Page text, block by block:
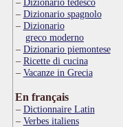
Dizionario spagnolo
Dizionario
greco moderno
Dizionario piemontese
Ricette di cucina
Vacanze in Grecia
En français
Dictionnaire Latin
Verbes italiens